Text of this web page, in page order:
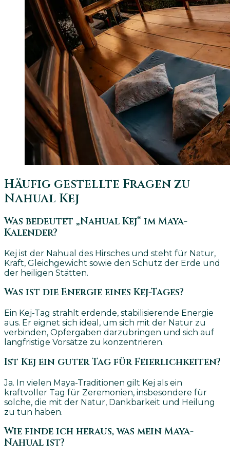
Häufig gestellte Fragen zu
Nahual Kej
Was bedeutet „Nahual Kej“ im Maya-
Kalender?
Kej ist der Nahual des Hirsches und steht für Natur,
Kraft, Gleichgewicht sowie den Schutz der Erde und
der heiligen Stätten.
Was ist die Energie eines Kej-Tages?
Ein Kej-Tag strahlt erdende, stabilisierende Energie
aus. Er eignet sich ideal, um sich mit der Natur zu
verbinden, Opfergaben darzubringen und sich auf
langfristige Vorsätze zu konzentrieren.
Ist Kej ein guter Tag für Feierlichkeiten?
Ja. In vielen Maya-Traditionen gilt Kej als ein
kraftvoller Tag für Zeremonien, insbesondere für
solche, die mit der Natur, Dankbarkeit und Heilung
zu tun haben.
Wie finde ich heraus, was mein Maya-
Nahual ist?